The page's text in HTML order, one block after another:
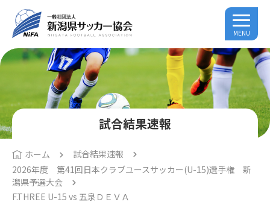
MENU
試合結果速報
ホーム
試合結果速報
2026年度 第41回日本クラブユースサッカー(U-15)選手権 新
潟県予選大会
F.THREE U-15 vs 五泉ＤＥＶＡ